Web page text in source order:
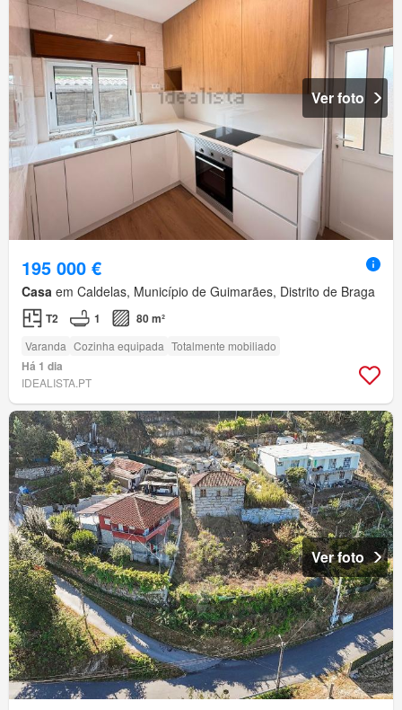
Ver foto
195 000 €
Casa em Caldelas, Município de Guimarães, Distrito de Braga
T2 1 80 m²
Varanda Cozinha equipada Totalmente mobiliado
Há 1 dia
IDEALISTA.PT
Ver foto